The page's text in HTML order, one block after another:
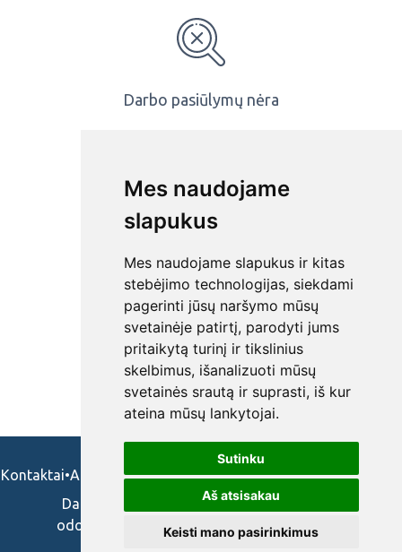
Mes naudojame
slapukus
Mes naudojame slapukus ir kitas
stebėjimo technologijas, siekdami
pagerinti jūsų naršymo mūsų
svetainėje patirtį, parodyti jums
pritaikytą turinį ir tikslinius
skelbimus, išanalizuoti mūsų
svetainės srautą ir suprasti, iš kur
ateina mūsų lankytojai.
Sutinku
Aš atsisakau
Keisti mano pasirinkimus
Darbo pasiūlymų nėra
Kontaktai•Apie mus•Naudojimosi taisykės•Privatumo politika
Darbo skelbimai ir pasiūlymai: gydytojams,
odontologams, slaugytojams, veterinarams,